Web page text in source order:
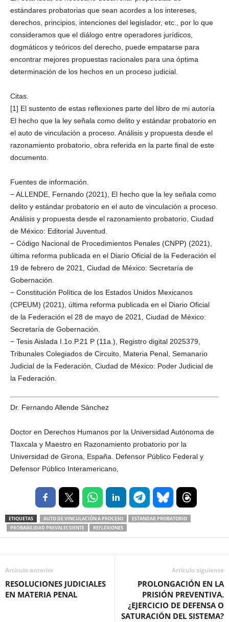
estándares probatorias que sean acordes a los intereses,
derechos, principios, intenciones del legislador, etc., por lo que
consideramos que el diálogo entre operadores jurídicos,
dogmáticos y teóricos del derecho, puede empatarse para
encontrar mejores propuestas racionales para una óptima
determinación de los hechos en un proceso judicial.
Citas.
[1] El sustento de estas reflexiones parte del libro de mi autoría
El hecho que la ley señala como delito y estándar probatorio en
el auto de vinculación a proceso. Análisis y propuesta desde el
razonamiento probatorio, obra referida en la parte final de este
documento.
Fuentes de información.
− ALLENDE, Fernando (2021), El hecho que la ley señala como
delito y estándar probatorio en el auto de vinculación a proceso.
Análisis y propuesta desde el razonamiento probatorio, Ciudad
de México: Editorial Juventud.
− Código Nacional de Procedimientos Penales (CNPP) (2021),
última reforma publicada en el Diario Oficial de la Federación el
19 de febrero de 2021, Ciudad de México: Secretaría de
Gobernación.
− Constitución Política de los Estados Unidos Mexicanos
(CPEUM) (2021), última reforma publicada en el Diario Oficial
de la Federación el 28 de mayo de 2021, Ciudad de México:
Secretaría de Gobernación.
− Tesis Aislada I.1o.P.21 P (11a.), Registro digital 2025379,
Tribunales Colegiados de Circuito, Materia Penal, Semanario
Judicial de la Federación, Ciudad de México: Poder Judicial de
la Federación.
Dr. Fernando Allende Sánchez
Doctor en Derechos Humanos por la Universidad Autónoma de
Tlaxcala y Maestro en Razonamiento probatorio por la
Universidad de Girona, España. Defensor Público Federal y
Defensor Público Interamericano,
ETIQUETAS AUTO DE VINCULACIÓN A PROCESO
ESTANDAR PROBATORIO
PROBABILIDAD PREVALECSIENTE
REFLEXIONES
Artículo anterior
RESOLUCIONES JUDICIALES
EN MATERIA PENAL
Artículo siguiente
PROLONGACIÓN EN LA
PRISIÓN PREVENTIVA.
¿EJERCICIO DE DEFENSA O
SATURACIÓN DEL SISTEMA?